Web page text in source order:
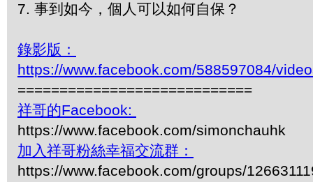
7. 事到如今，個人可以如何自保？
錄影版：
https://www.facebook.com/588597084/
============================
祥哥的Facebook:
https://www.facebook.com/simonchauhk
加入祥哥粉絲幸福交流群：
https://www.facebook.com/groups/